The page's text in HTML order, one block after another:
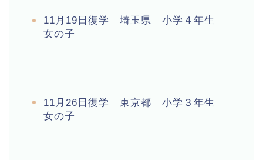
11月19日復学 埼玉県 小学４年生
女の子
11月26日復学 東京都 小学３年生
女の子